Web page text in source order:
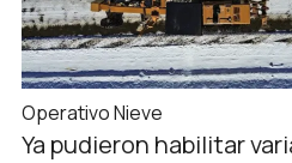
Operativo Nieve
Ya pudieron habilitar